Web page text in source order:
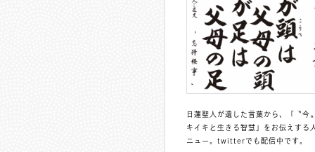
日蓮聖人が遺した言葉から、「〝今
キイキと生きる智慧」をお伝えする
ニュー。 twitterでも配信中 です。